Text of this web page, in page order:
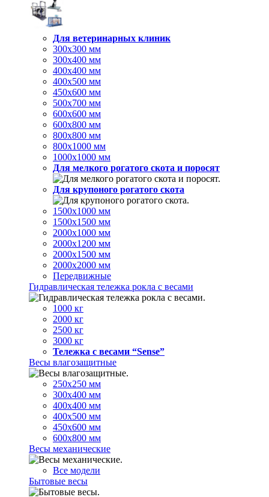
Для ветеринарных клиник
300х300 мм
300х400 мм
400х400 мм
400х500 мм
450х600 мм
500х700 мм
600х600 мм
600х800 мм
800х800 мм
800х1000 мм
1000х1000 мм
Для мелкого рогатого скота и поросят
Для крупоного рогатого скота
1500х1000 мм
1500х1500 мм
2000х1000 мм
2000х1200 мм
2000х1500 мм
2000х2000 мм
Передвижные
Гидравлическая тележка рокла с весами
1000 кг
2000 кг
2500 кг
3000 кг
Тележка с весами “Sense”
Весы влагозащитные
250х250 мм
300х400 мм
400х400 мм
400х500 мм
450х600 мм
600х800 мм
Весы механические
Все модели
Бытовые весы